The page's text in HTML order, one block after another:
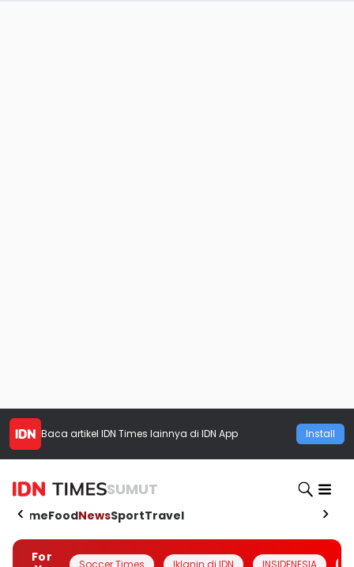
Baca artikel IDN Times lainnya di IDN App Install
SUMUT
HomeFoodNewsSportTravel
For
Soccer Times Iklanin di IDN INSIDENESIA